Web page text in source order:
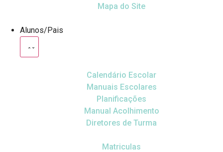
Mapa do Site
Alunos/Pais
Calendário Escolar
Manuais Escolares
Planificações
Manual Acolhimento
Diretores de Turma
Matriculas